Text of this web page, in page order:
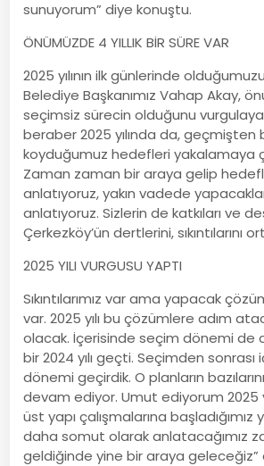
sunuyorum” diye konuştu.
ÖNÜMÜZDE 4 YILLIK BİR SÜRE VAR
2025 yılının ilk günlerinde
Belediye Başkanımız Vahap Akay,
seçimsiz sürecin olduğunu
beraber 2025 yılında da,
koyduğumuz hedefleri yakalamaya
Zaman zaman bir araya gelip
anlatıyoruz, yakın vadede
anlatıyoruz. Sizlerin de katkıları ve
Çerkezköy’ün dertlerini, sıkıntılarını
2025 YILI VURGUSU YAPTI
Sıkıntılarımız var ama yapacak
var. 2025 yılı bu çözümlere adım
olacak. İçerisinde seçim dönemi de
bir 2024 yılı geçti. Seçimden
dönemi geçirdik. O planların
devam ediyor. Umut ediyorum 2025
üst yapı çalışmalarına başladığımız
daha somut olarak anlatacağımız
geldiğinde yine bir araya geleceğiz”